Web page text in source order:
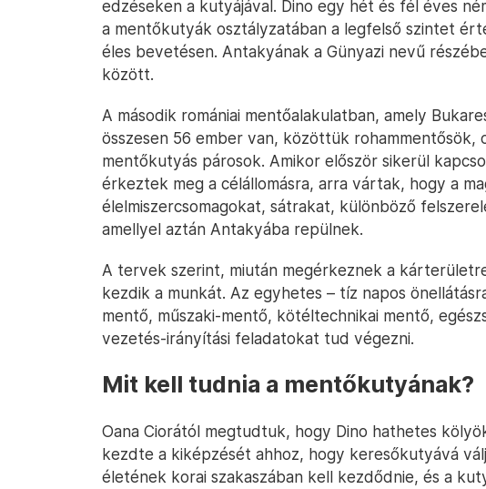
edzéseken a kutyájával. Dino egy hét és fél éves
a mentőkutyák osztályzatában a legfelső szintet
éles bevetésen. Antakyának a Günyazi nevű
között.
A második romániai mentőalakulatban, amely
összesen 56 ember van, közöttük rohammentősök,
mentőkutyás párosok. Amikor először sikerül
érkeztek meg a célállomásra, arra vártak, hogy a
élelmiszercsomagokat, sátrakat, különböző
amellyel aztán Antakyába repülnek.
A tervek szerint, miután megérkeznek a
kezdik a munkát. Az egyhetes – tíz napos
mentő, műszaki-mentő, kötéltechnikai mentő,
vezetés-irányítási feladatokat tud végezni.
Mit kell tudnia a mentőkutyának?
Oana Ciorától megtudtuk, hogy Dino hathetes
kezdte a kiképzését ahhoz, hogy keresőkutyává
életének korai szakaszában kell kezdődnie, és a